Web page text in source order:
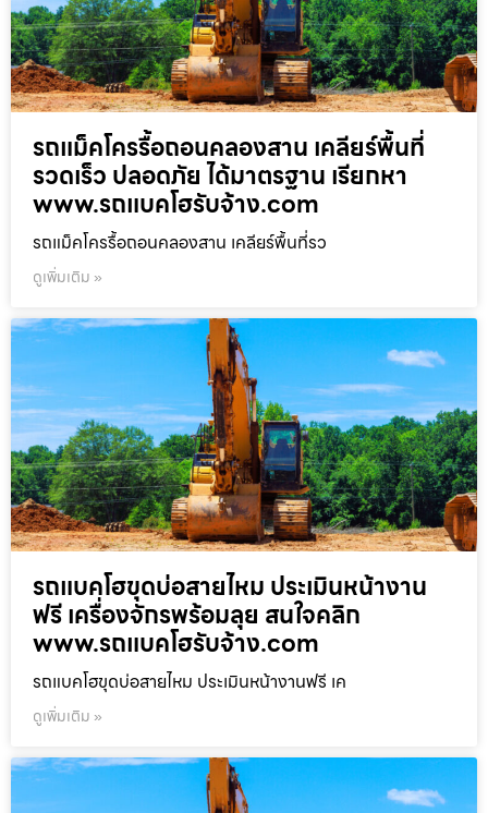
รถแม็คโครรื้อถอนคลองสาน เคลียร์พื้นที่
รวดเร็ว ปลอดภัย ได้มาตรฐาน เรียกหา
www.รถแบคโฮรับจ้าง.com
รถแม็คโครรื้อถอนคลองสาน เคลียร์พื้นที่รว
ดูเพิ่มเติม »
รถแบคโฮขุดบ่อสายไหม ประเมินหน้างาน
ฟรี เครื่องจักรพร้อมลุย สนใจคลิก
www.รถแบคโฮรับจ้าง.com
รถแบคโฮขุดบ่อสายไหม ประเมินหน้างานฟรี เค
ดูเพิ่มเติม »